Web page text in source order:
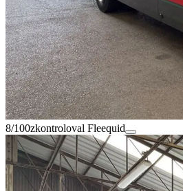
8/100zkontroloval Fleequid